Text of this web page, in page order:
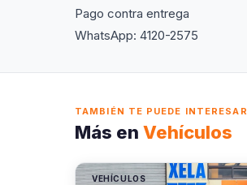
Pago contra entrega
WhatsApp: 4120-2575
TAMBIÉN TE PUEDE INTERESAR
Más en Vehículos
VEHÍCULOS